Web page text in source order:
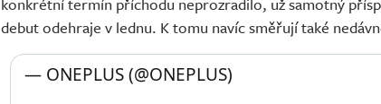
debut odehraje v lednu. K tomu navíc směřují také
— ONEPLUS (@ONEPLUS)